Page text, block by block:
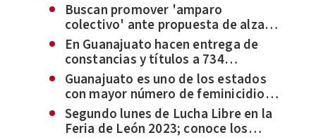
Buscan promover 'amparo
colectivo' ante propuesta de alza
del transporte en León
En Guanajuato hacen entrega de
constancias y títulos a 734
graduados del Infospe
Guanajuato es uno de los estados
con mayor número de feminicidios
de México
Segundo lunes de Lucha Libre en la
Feria de León 2023; conoce los